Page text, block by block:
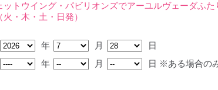
トウイング・パビリオンズでアーユルヴェーダふた
・木・土・日発）
年 月
日
年 月 日 ※ある場合の